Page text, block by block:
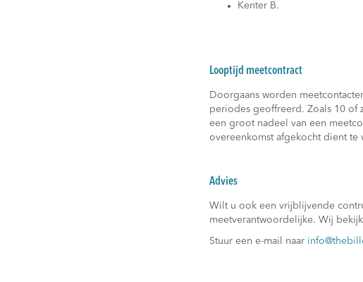
Kenter B.
Looptijd meetcontract
Doorgaans worden
periodes geoffreerd. Zoals 10 of
een groot nadeel van een
overeenkomst afgekocht dient te
Advies
Wilt u ook een vrijblijvende
meetverantwoordelijke. Wij
Stuur een e-mail naar